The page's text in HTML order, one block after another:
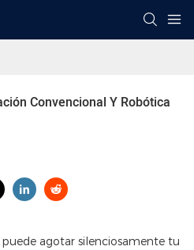
Convencional Y Robótica
agotar silenciosamente tu